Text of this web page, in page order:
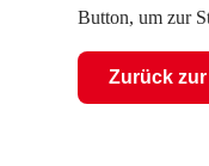
Button, um zur
Zurück